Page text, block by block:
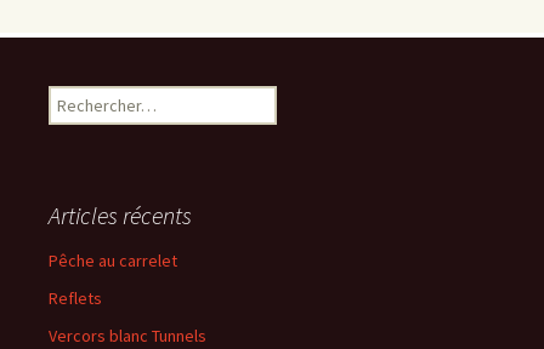
Rechercher :
Articles récents
Pêche au carrelet
Reflets
Vercors blanc Tunnels